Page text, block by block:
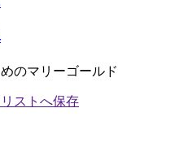
のマリーゴールド